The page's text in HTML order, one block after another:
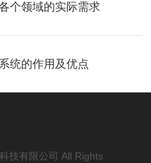
个领域的实际需求
统的作用及优点
技有限公司 All Rights